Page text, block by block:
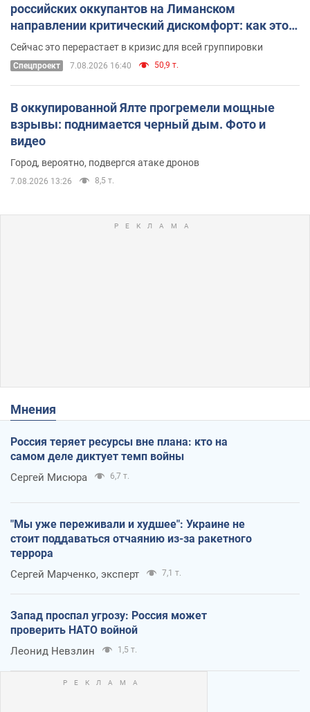
российских оккупантов на Лиманском
направлении критический дискомфорт: как это
удалось
Сейчас это перерастает в кризис для всей группировки
Спецпроект 7.08.2026 16:40 50,9 т.
В оккупированной Ялте прогремели мощные
взрывы: поднимается черный дым. Фото и
видео
Город, вероятно, подвергся атаке дронов
7.08.2026 13:26 8,5 т.
Мнения
Россия теряет ресурсы вне плана: кто на
самом деле диктует темп войны
Сергей Мисюра 6,7 т.
"Мы уже переживали и худшее": Украине не
стоит поддаваться отчаянию из-за ракетного
террора
Сергей Марченко, эксперт 7,1 т.
Запад проспал угрозу: Россия может
проверить НАТО войной
Леонид Невзлин 1,5 т.